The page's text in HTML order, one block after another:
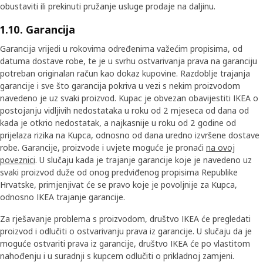
obustaviti ili prekinuti pružanje usluge prodaje na daljinu.
1.10. Garancija
Garancija vrijedi u rokovima određenima važećim propisima, od
datuma dostave robe, te je u svrhu ostvarivanja prava na garanciju
potreban originalan račun kao dokaz kupovine. Razdoblje trajanja
garancije i sve što garancija pokriva u vezi s nekim proizvodom
navedeno je uz svaki proizvod. Kupac je obvezan obavijestiti IKEA o
postojanju vidljivih nedostataka u roku od 2 mjeseca od dana od
kada je otkrio nedostatak, a najkasnije u roku od 2 godine od
prijelaza rizika na Kupca, odnosno od dana uredno izvršene dostave
robe. Garancije, proizvode i uvjete moguće je pronaći na ovoj
poveznici. U slučaju kada je trajanje garancije koje je navedeno uz
svaki proizvod duže od onog predviđenog propisima Republike
Hrvatske, primjenjivat će se pravo koje je povoljnije za Kupca,
odnosno IKEA trajanje garancije.
Za rješavanje problema s proizvodom, društvo IKEA će pregledati
proizvod i odlučiti o ostvarivanju prava iz garancije. U slučaju da je
moguće ostvariti prava iz garancije, društvo IKEA će po vlastitom
nahođenju i u suradnji s kupcem odlučiti o prikladnoj zamjeni.